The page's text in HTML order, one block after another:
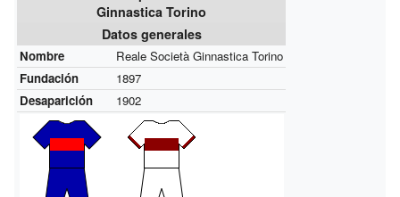
Ginnastica Torino
Datos generales
Nombre
Reale Società Ginnastica Torino
Fundación
1897
Desaparición
1902